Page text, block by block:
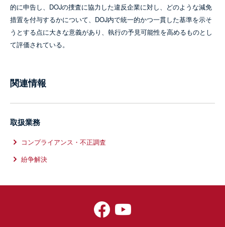
的に申告し、DOJの捜査に協力した違反企業に対し、どのような減免
措置を付与するかについて、DOJ内で統一的かつ一貫した基準を示そ
うとする点に大きな意義があり、執行の予見可能性を高めるものとし
て評価されている。
関連情報
取扱業務
コンプライアンス・不正調査
紛争解決